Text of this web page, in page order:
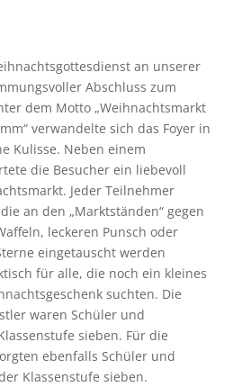
an unserer
Abschluss zum
dem Motto „Weihnachtsmarkt
verwandelte sich das Foyer in
Kulisse. Neben einem
die Besucher ein liebevoll
Jeder Teilnehmer
an den „Marktständen“ gegen
leckeren Punsch oder
eingetauscht werden
für alle, die noch ein kleines
suchten. Die
waren Schüler und
sieben. Für die
ebenfalls Schüler und
Klassenstufe sieben.